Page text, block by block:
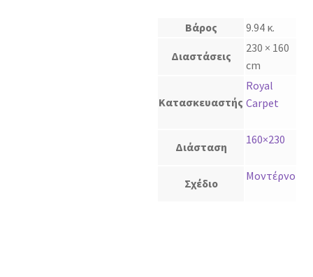
Βάρος 9.94 κ.
Διαστάσεις
230 × 160
cm
Κατασκευαστής
Royal
Carpet
Διάσταση
160×230
Σχέδιο
Μοντέρνο